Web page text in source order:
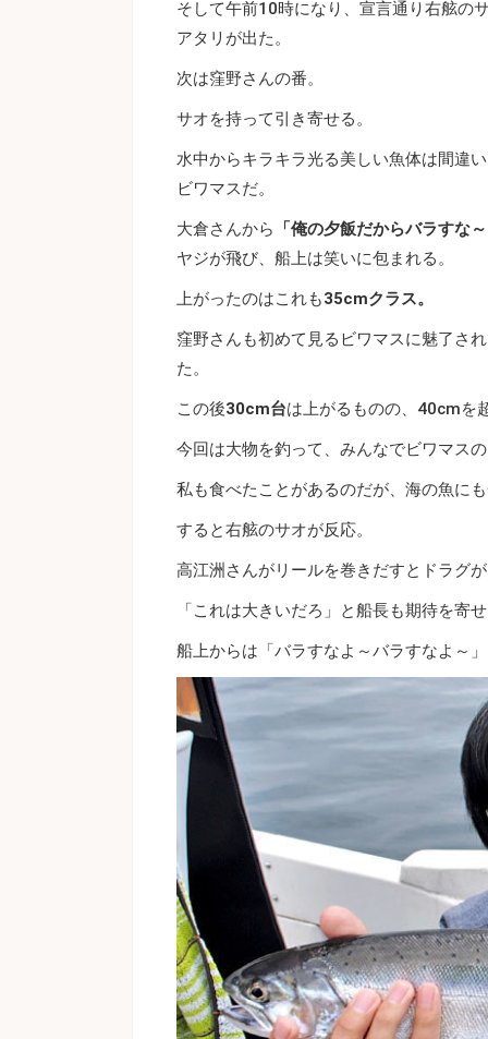
そして午前10時になり、宣言通り右舷の
アタリが出た。
次は窪野さんの番。
サオを持って引き寄せる。
水中からキラキラ光る美しい魚体は間違
ビワマスだ。
大倉さんから
「俺の夕飯だからバラすな
ヤジが飛び、船上は笑いに包まれる。
上がったのはこれも35cmクラス。
窪野さんも初めて見るビワマスに魅了さ
た。
この後30cm台は上がるものの、40cmを
今回は大物を釣って、みんなでビワマス
私も食べたことがあるのだが、海の魚に
すると右舷のサオが反応。
高江洲さんがリールを巻きだすとドラグ
「これは大きいだろ」と船長も期待を寄
船上からは「バラすなよ～バラすなよ～